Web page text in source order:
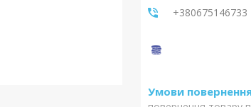
+380675146733